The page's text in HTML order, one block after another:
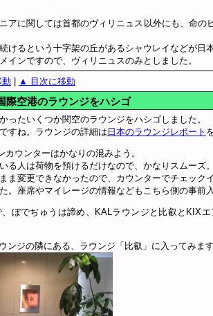
アに関しては首都のヴィリニュス以外にも、命の
けるという十字架の丘があるシャウレイなどが日
インですので、ヴィリニュスのみとしました。
動
▲ 目次に移動
空港のラウンジをハシゴ
ったいくつか関空のラウンジをハシゴしました。
すね。ラウンジの詳細は 日本のラウンジレポート
ウンターはかなりの混みよう。
る人は荷物を預けるだけなので、かなりスムーズ。
ま変更できなかったので、カウンターでチェック
。座席やマイレージの情報などもこちら側の事前
ぼでぢゅうは諦め、KALラウンジと比叡とKIX
ンジの隣にある、ラウンジ「比叡」に入ってみます